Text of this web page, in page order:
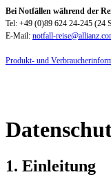
Bei Notfällen während der
Tel: +49 (0)89 624 24-245 (24
E-Mail: notfall-
Produkt- und
1. Einleitung